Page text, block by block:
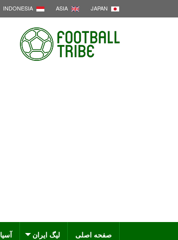
JAPAN
ASIA
INDONESIA
صفحه اصلی لیگ ایران آسیا